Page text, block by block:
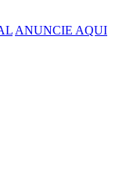
ANUNCIE AQUI